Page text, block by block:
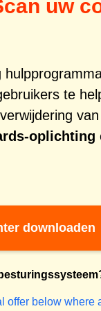
uw
te
oplichting
downloaden
offer below where